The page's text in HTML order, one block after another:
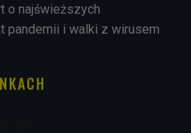
o najświeższych
pandemii i walki z wirusem